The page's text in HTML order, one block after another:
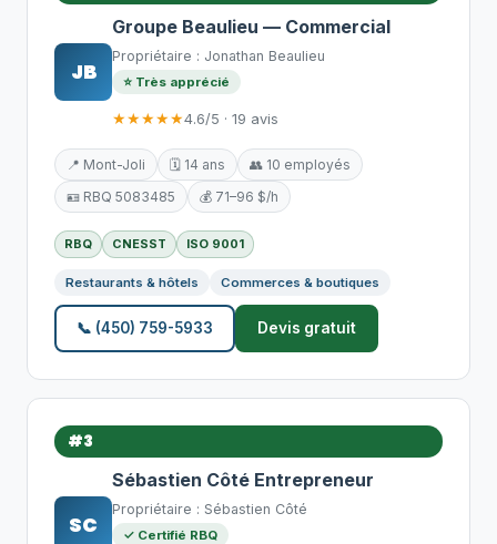
JB
Groupe Beaulieu — Commercial
Propriétaire : Jonathan Beaulieu
⭐ Très apprécié
★★★★★4.6/5 · 19 avis
📍 Mont-Joli 🗓️ 14 ans
👥 10 employés
🪪 RBQ 5083485
💰 71–96 $/h
RBQ CNESST ISO 9001
Restaurants & hôtels Commerces & boutiques
📞 (450) 759-5933 Devis gratuit
#3
SC
Sébastien Côté Entrepreneur
Propriétaire : Sébastien Côté
✓ Certifié RBQ